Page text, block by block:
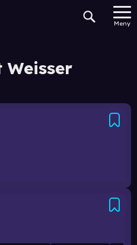
Meny